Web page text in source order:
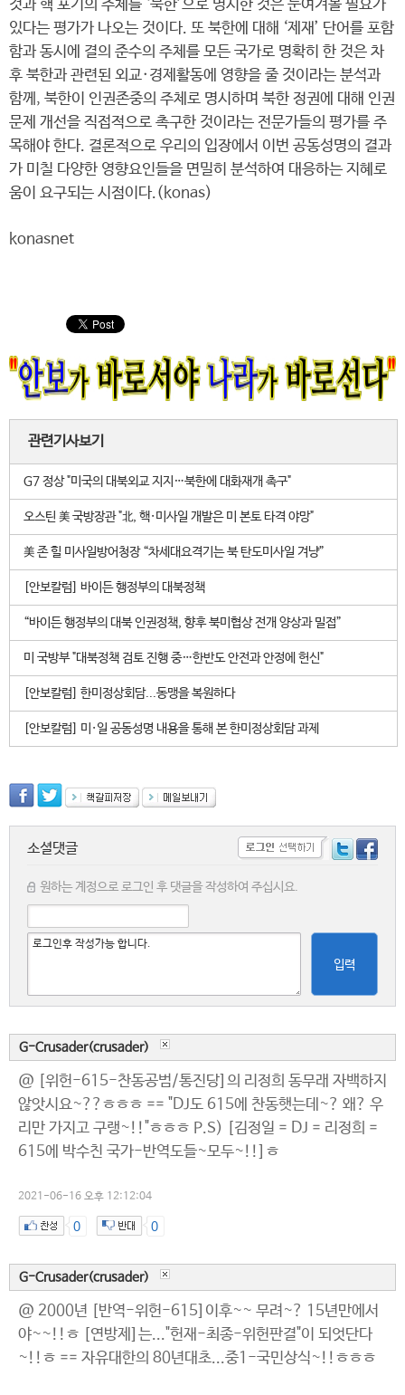
것과 핵 포기의 주체를 ‘북한’으로 명시한 것은 눈여겨볼 필요가
있다는 평가가 나오는 것이다. 또 북한에 대해 ‘제재’ 단어를 포함
함과 동시에 결의 준수의 주체를 모든 국가로 명확히 한 것은 차
후 북한과 관련된 외교·경제활동에 영향을 줄 것이라는 분석과
함께, 북한이 인권존중의 주체로 명시하며 북한 정권에 대해 인권
문제 개선을 직접적으로 촉구한 것이라는 전문가들의 평가를 주
목해야 한다. 결론적으로 우리의 입장에서 이번 공동성명의 결과
가 미칠 다양한 영향요인들을 면밀히 분석하여 대응하는 지혜로
움이 요구되는 시점이다.(konas)
konasnet
관련기사보기
G7 정상 "미국의 대북외교 지지…북한에 대화재개 촉구"
오스틴 美 국방장관 "北, 핵·미사일 개발은 미 본토 타격 야망"
美 존 힐 미사일방어청장 “차세대요격기는 북 탄도미사일 겨냥”
[안보칼럼] 바이든 행정부의 대북정책
“바이든 행정부의 대북 인권정책, 향후 북미협상 전개 양상과 밀접”
미 국방부 "대북정책 검토 진행 중…한반도 안전과 안정에 헌신"
[안보칼럼] 한미정상회담...동맹을 복원하다
[안보칼럼] 미·일 공동성명 내용을 통해 본 한미정상회담 과제
소셜댓글
원하는 계정으로 로그인 후 댓글을 작성하여 주십시요.
입력
G-Crusader(crusader)
@ [위헌-615-찬동공범/통진당]의 리정희 동무래 자백하지
않앗시요~??ㅎㅎㅎ == "DJ도 615에 찬동햇는데~? 왜? 우
리만 가지고 구랭~!!"ㅎㅎㅎ P.S) [김정일 = DJ = 리정희 =
615에 박수친 국가-반역도들~모두~!!]ㅎ
2021-06-16 오후 12:12:04
0 0
G-Crusader(crusader)
@ 2000년 [반역-위헌-615]이후~~ 무려~? 15년만에서
야~~!!ㅎ [연방제]는..."헌재-최종-위헌판결"이 되엇단다
~!!ㅎ == 자유대한의 80년대초...중1-국민상식~!!ㅎㅎㅎ